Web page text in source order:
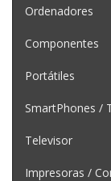
Ordenadores
Componentes
Portátiles
SmartPhones /
Televisor
Impresoras /